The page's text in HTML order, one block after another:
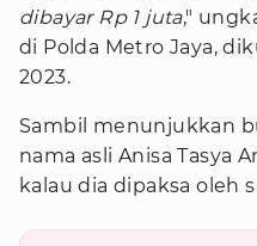
dibayar Rp 1 juta,"
di Polda Metro Jaya,
2023.
Sambil menunjukkan
nama asli Anisa Tasya
kalau dia dipaksa oleh